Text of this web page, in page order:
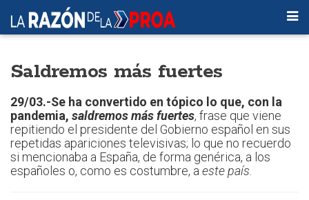
Saldremos más fuertes
29/03.-Se ha convertido en tópico lo que, con la
pandemia, saldremos más fuertes, frase que viene
repitiendo el presidente del Gobierno español en sus
repetidas apariciones televisivas; lo que no recuerdo
si mencionaba a España, de forma genérica, a los
españoles o, como es costumbre, a este país.